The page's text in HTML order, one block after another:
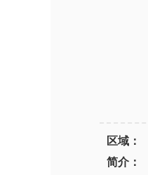
区域：
简介：